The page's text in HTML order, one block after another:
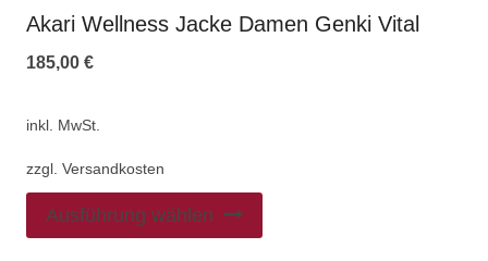
Akari Wellness Jacke Damen Genki Vital
185,00 €
inkl. MwSt.
zzgl. Versandkosten
Ausführung wählen